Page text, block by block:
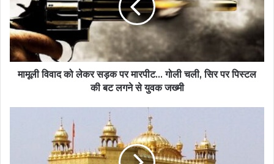
मामूली विवाद को लेकर सड़क पर मारपीट... गोली चली, सिर पर पिस्टल
की बट लगने से युवक जख्मी